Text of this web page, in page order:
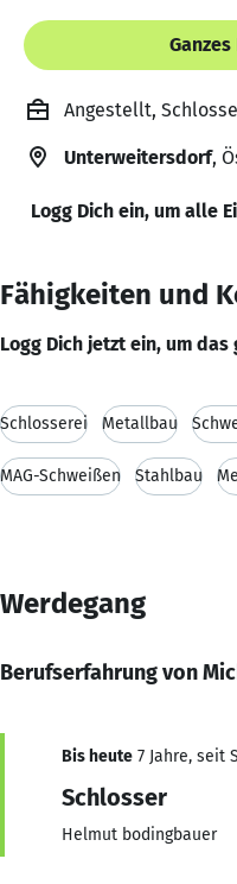
Angestellt,
Unterweitersdorf,
Logg Dich ein, um alle
Fähigkeiten und
Logg Dich jetzt ein, um
Schlosserei Metallbau
MAG-Schweißen Stahlbau
Werdegang
Berufserfahrung von
Bis heute 7 Jahre, seit
Schlosser
Helmut bodingbauer